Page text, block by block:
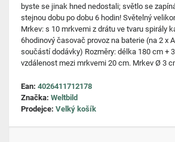
byste se jinak hned nedostali; světlo se
stejnou dobu po dobu 6 hodin! Světelný
Mrkev: s 10 mrkvemi z drátu ve tvaru spirály
6hodinový časovač provoz na baterie (na 2 x
součástí dodávky) Rozměry: délka 180 cm +
vzdálenost mezi mrkvemi 20 cm. Mrkev Ø 3
Ean: 4026411712178
Značka: Weltbild
Prodejce: Velký košík